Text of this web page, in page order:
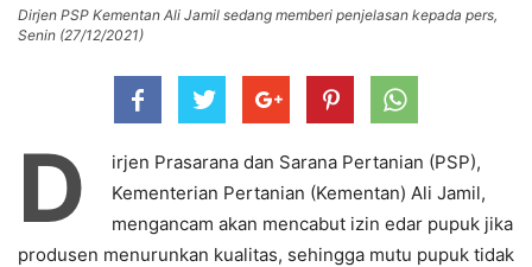
Dirjen PSP Kementan Ali Jamil sedang memberi penjelasan kepada pers,
Senin (27/12/2021)
D
irjen Prasarana dan Sarana Pertanian (PSP),
Kementerian Pertanian (Kementan) Ali Jamil,
mengancam akan mencabut izin edar pupuk jika
produsen menurunkan kualitas, sehingga mutu pupuk tidak